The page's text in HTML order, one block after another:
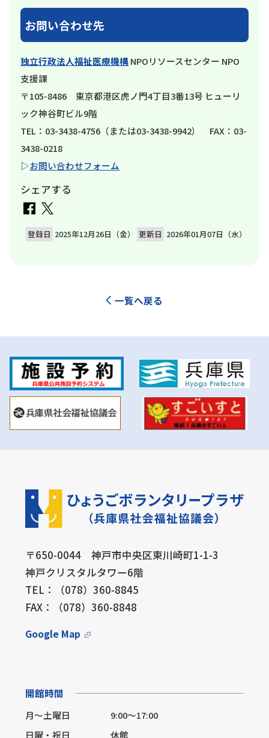
お問い合わせ先
独立行政法人福祉医療機構NPOリソースセンター NPO
支援課
〒105-8486 東京都港区虎ノ門4丁目3番13号 ヒューリ
ック神谷町ビル9階
TEL：03-3438-4756（または03-3438-9942） FAX：03-
3438-0218
▷お問い合わせフォーム
シェアする
登録日 2025年12月26日（金） 更新日 2026年01月07日（水）
一覧へ戻る
〒650-0044 神戸市中央区東川崎町1-1-3
神戸クリスタルタワー6階
TEL：（078）360-8845
FAX：（078）360-8848
Google Map
開館時間
月～土曜日
9:00～17:00
日曜・祝日
休館